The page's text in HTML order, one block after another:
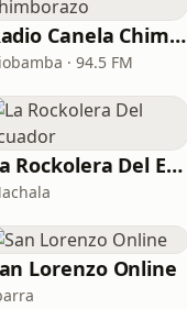
Radio Canela Chimborazo
· 94.5 FM
La Rockolera Del Ecuador
Lorenzo Online